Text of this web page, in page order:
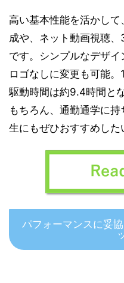
高い基本性能を活かし
成や、ネット動画視聴
です。シンプルなデザ
ロゴなしに変更も可能
駆動時間は約9.4時間と
もちろん、通勤通学に
生にもぜひおすすめした
パフォーマンスに妥